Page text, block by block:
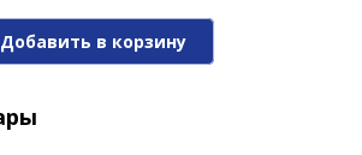
Добавить в корзину